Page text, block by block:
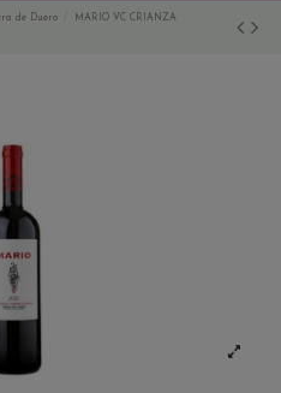
de Duero
MARIO VC CRIANZA